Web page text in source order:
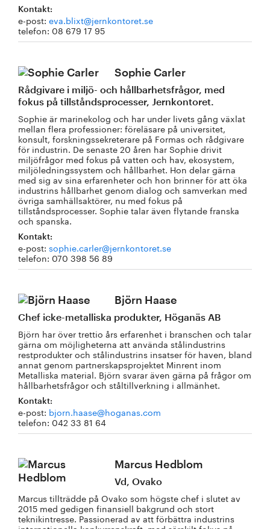
Kontakt:
e-post: eva.blixt@jernkontoret.se
telefon: 08 679 17 95
Sophie Carler
Rådgivare i miljö- och hållbarhetsfrågor, med
fokus på tillståndsprocesser, Jernkontoret.
Sophie är marinekolog och har under livets gång växlat
mellan flera professioner: föreläsare på universitet,
konsult, forskningssekreterare på Formas och rådgivare
för industrin. De senaste 20 åren har Sophie drivit
miljöfrågor med fokus på vatten och hav, ekosystem,
miljöledningssystem och hållbarhet. Hon delar gärna
med sig av sina erfarenheter och hon brinner för att öka
industrins hållbarhet genom dialog och samverkan med
övriga samhällsaktörer, nu med fokus på
tillståndsprocesser. Sophie talar även flytande franska
och spanska.
Kontakt:
e-post: sophie.carler@jernkontoret.se
telefon: 070 398 56 89
Björn Haase
Chef icke-metalliska produkter, Höganäs AB
Björn har över trettio års erfarenhet i branschen och talar
gärna om möjligheterna att använda stålindustrins
restprodukter och stålindustrins insatser för haven, bland
annat genom partnerskapsprojektet Minrent inom
Metalliska material. Björn svarar även gärna på frågor om
hållbarhetsfrågor och ståltillverkning i allmänhet.
Kontakt:
e-post: bjorn.haase@hoganas.com
telefon: 042 33 81 64
Marcus Hedblom
Vd, Ovako
Marcus tillträdde på Ovako som högste chef i slutet av
2015 med gedigen finansiell bakgrund och stort
teknikintresse. Passionerad av att förbättra industrins